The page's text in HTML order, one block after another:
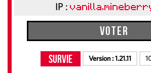
IP :
Voter
Survie Version :1.21.11